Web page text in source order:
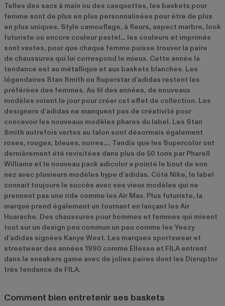
Telles des sacs à main ou des casquettes, les baskets pour
femme sont de plus en plus personnalisées pour être de plus
en plus uniques. Style camouflage, à fleurs, aspect marbre, look
futuriste ou encore couleur pastel… les couleurs et imprimés
sont vastes, pour que chaque femme puisse trouver la paire
de chaussures qui lui correspond le mieux. Cette année la
tendance est au métallique et aux baskets blanches. Les
légendaires Stan Smith ou Superstar d’adidas restent les
préférées des femmes. Au fil des années, de nouveaux
modèles voient le jour pour créer cet effet de collection. Les
designers d’adidas ne manquent pas de créativité pour
concevoir les nouveaux modèles phares du label. Les Stan
Smith autrefois vertes au talon sont désormais également
roses, rouges, bleues, noires…. Tandis que les Supercolor ont
dernièrement été revisitées dans plus de 50 tons par Pharell
Williams et le nouveau pack adicolor a pointé le bout de son
nez avec plusieurs modèles hype d’adidas. Côté Nike, le label
connait toujours le succès avec ses vieux modèles qui ne
prennent pas une ride comme les Air Max. Plus futuriste, la
marque prend également un tournant en lançant les Air
Huarache. Des chaussures pour hommes et femmes qui misent
tout sur un design peu commun un peu comme les Yeezy
d’adidas signées Kanye West. Les marques sportswear et
streetwear des années 1990 comme Ellesse et FILA entrent
dans le sneakers game avec de jolies paires dont les Disruptor
très tendance de FILA.
Comment bien entretenir ses baskets